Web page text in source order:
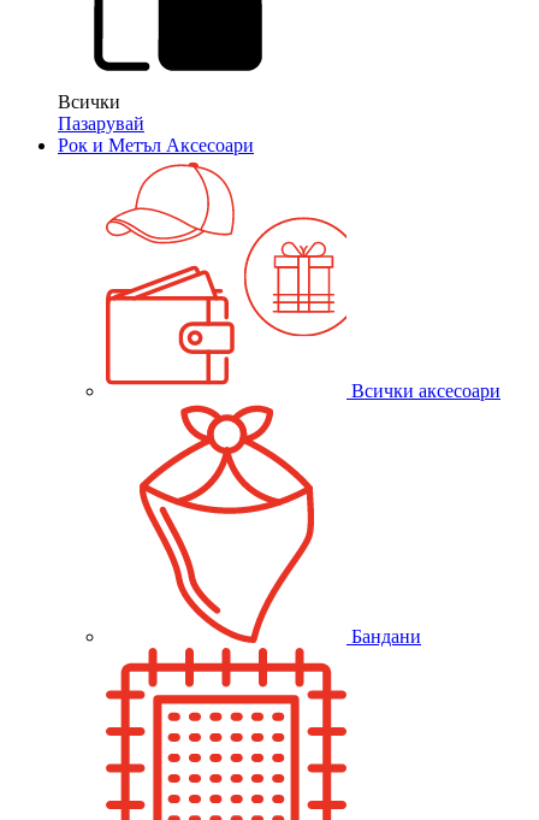
Всички
Пазарувай
Рок и Метъл Аксесоари
Всички аксесоари
Бандани